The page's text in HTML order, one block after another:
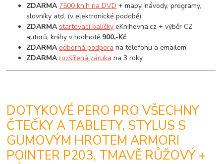
ZDARMA 7500 knih na DVD + mapy, návody, programy,
slovníky atd. (v elektronické podobě)
ZDARMA startovací balíčky eKnihovna.cz + výběr CZ
autorů, knihy v hodnotě 900,-Kč
ZDARMA odborná podpora na telefonu a emailem
ZDARMA rozšířená záruka na 3 roky
DOTYKOVÉ PERO PRO VŠECHNY
ČTEČKY A TABLETY, STYLUS S
GUMOVÝM HROTEM ARMORI
POINTER P203, TMAVĚ RŮŽOVÝ +